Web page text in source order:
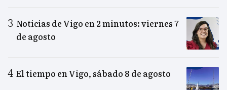
Noticias de Vigo en 2 minutos: viernes 7
de agosto
El tiempo en Vigo, sábado 8 de agosto